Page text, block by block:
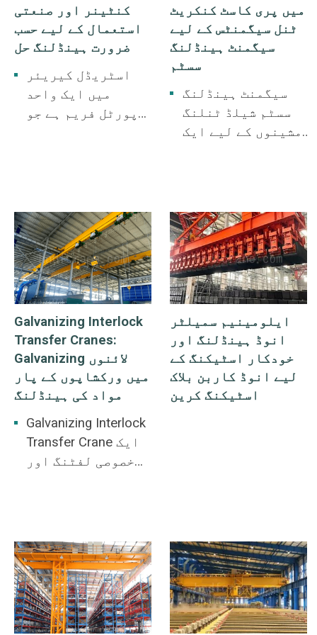
کے لیے یہ بہت
اہمیت کا حامل ہے۔
یہ صنعتی عمل کی
میکانائزیشن کے
لیے ایک ناگزیر
اور اہم سامان ہے۔
ہے۔
کنٹینر اور صنعتی
استعمال کے لیے حسب
ضرورت ہینڈلنگ حل
اسٹریڈل کیریئر
میں ایک واحد
پورٹل فریم ہے جو
ہے۔ ہائیڈرولک
اسپریڈر کا
استعمال کرتے
ہوئے، یہ ٹرکوں،
ریل ویگنوں، یا
زمین سے کنٹینرز
کو ٹھیک ٹھیک
ہینڈل کرتا ہے۔
میں پری کاسٹ کنکریٹ
ٹنل سیگمنٹس کے لیے
سیگمنٹ ہینڈلنگ
سسٹم
سیگمنٹ ہینڈلنگ
سسٹم شیلڈ ٹنلنگ
مشینوں کے لیے ایک
کلورٹ کے اجزاء کی
گرفت، گھماؤ، اور
نقل و حمل کو قابل
بناتا ہے، جو
محفوظ اور موثر
شیلڈ ٹنلنگ کی
تعمیر کی کلیدی
ضمانت کے طور پر
کام کرتا ہے۔
Galvanizing Interlock
Transfer Cranes:
Galvanizing لائنوں
میں ورکشاپوں کے پار
مواد کی ہینڈلنگ
Galvanizing Interlock
Transfer Crane ایک
خصوصی لفٹنگ اور
گیلوانائز کرنے کے
لیے ڈیزائن کیا
گیا ہے، خاص طور پر
پیچیدہ ورک فلو
اور سخت آپریٹنگ
ایلومینیم سمیلٹر
انوڈ ہینڈلنگ اور
خودکار اسٹیکنگ کے
لیے انوڈ کاربن بلاک
اسٹیکنگ کرین